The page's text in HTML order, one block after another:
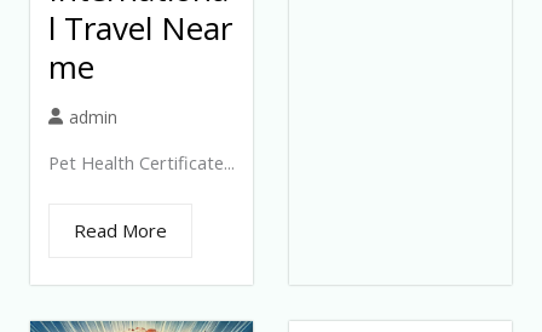
l Travel Near
me
admin
Pet Health Certificate...
Read More